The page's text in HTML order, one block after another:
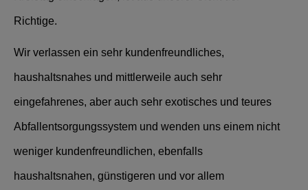
Richtige.
Wir verlassen ein sehr kundenfreundliches,
haushaltsnahes und mittlerweile auch sehr
eingefahrenes, aber auch sehr exotisches und teures
Abfallentsorgungssystem und wenden uns einem nicht
weniger kundenfreundlichen, ebenfalls
haushaltsnahen, günstigeren und vor allem